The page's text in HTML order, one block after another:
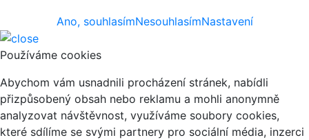
Ano, souhlasímNesouhlasímNastavení
Používáme cookies
Abychom vám usnadnili procházení stránek, nabídli
přizpůsobený obsah nebo reklamu a mohli anonymně
analyzovat návštěvnost, využíváme soubory cookies,
které sdílíme se svými partnery pro sociální média, inzerci